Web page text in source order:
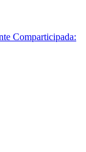
Comparticipada: